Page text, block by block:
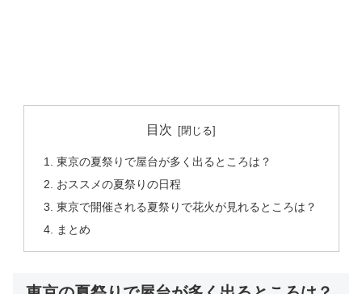
目次
東京の夏祭りで屋台が多く出るところは？
おススメの夏祭りの日程
東京で開催される夏祭りで花火が見れるところは？
まとめ